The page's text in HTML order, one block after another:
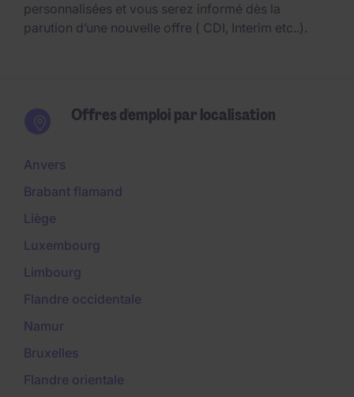
personnalisées et vous serez informé dès la
parution d’une nouvelle offre ( CDI, Interim etc..).
Offres d'emploi par localisation
Anvers
Brabant flamand
Liège
Luxembourg
Limbourg
Flandre occidentale
Namur
Bruxelles
Flandre orientale